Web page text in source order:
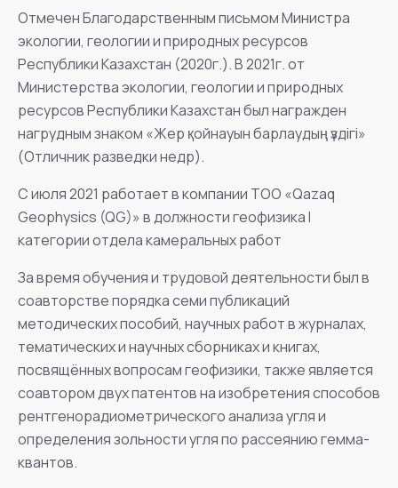
Отмечен Благодарственным письмом Министра
экологии, геологии и природных ресурсов
Республики Казахстан (2020г.). В 2021г. от
Министерства экологии, геологии и природных
ресурсов Республики Казахстан был награжден
нагрудным знаком «Жер қойнауын барлаудың үздігі»
(Отличник разведки недр).
С июля 2021 работает в компании ТОО «Qazaq
Geophysics (QG)» в должности геофизика I
категории отдела камеральных работ
За время обучения и трудовой деятельности был в
соавторстве порядка семи публикаций
методических пособий, научных работ в журналах,
тематических и научных сборниках и книгах,
посвящённых вопросам геофизики, также является
соавтором двух патентов на изобретения способов
рентгенорадиометрического анализа угля и
определения зольности угля по рассеянию гемма-
квантов.